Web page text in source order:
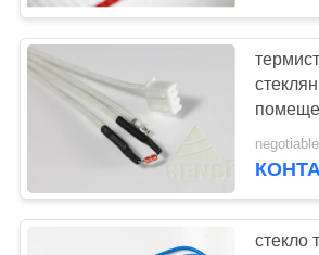
датчик
температуры
плитаа
стекло